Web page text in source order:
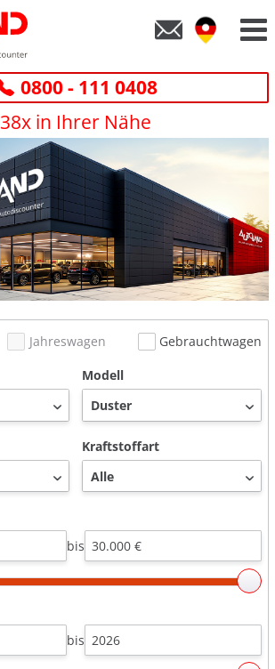
0800 - 111 0408
38x in Ihrer Nähe
Jahreswagen
Gebrauchtwagen
Modell
Kraftstoffart
bis
bis